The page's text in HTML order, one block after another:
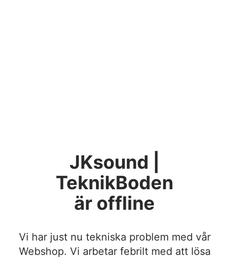
JKsound |
TeknikBoden
är offline
Vi har just nu tekniska problem med vår
Webshop. Vi arbetar febrilt med att lösa